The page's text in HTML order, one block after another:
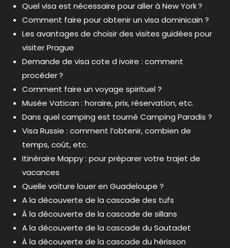
Quel visa est nécessaire pour aller à New York ?
Comment faire pour obtenir un visa dominicain ?
Les avantages de choisir des visites guidées pour
visiter Prague
Demande de visa cote d ivoire : comment
procéder ?
Comment faire un voyage spirituel ?
Musée Vatican : horaire, prix, réservation, etc.
Dans quel camping est tourné Camping Paradis ?
Visa Russie : comment l’obtenir, combien de
temps, coût, etc.
Itinéraire Mappy : pour préparer votre trajet de
vacances
Quelle voiture louer en Guadeloupe ?
A la découverte de la cascade des tufs
À la découverte de la cascade de sillans
A la découverte de la cascade du Sautadet
À la découverte de la cascade du hérisson